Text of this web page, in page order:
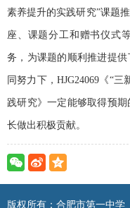
素养提升的实践研究”课题
座、课题分工和赠书仪式
务，为课题的顺利推进提
同努力下，HJG24069 《“三
践研究》一定能够取得预
长做出积极贡献。
版权所有：合肥市第一中学